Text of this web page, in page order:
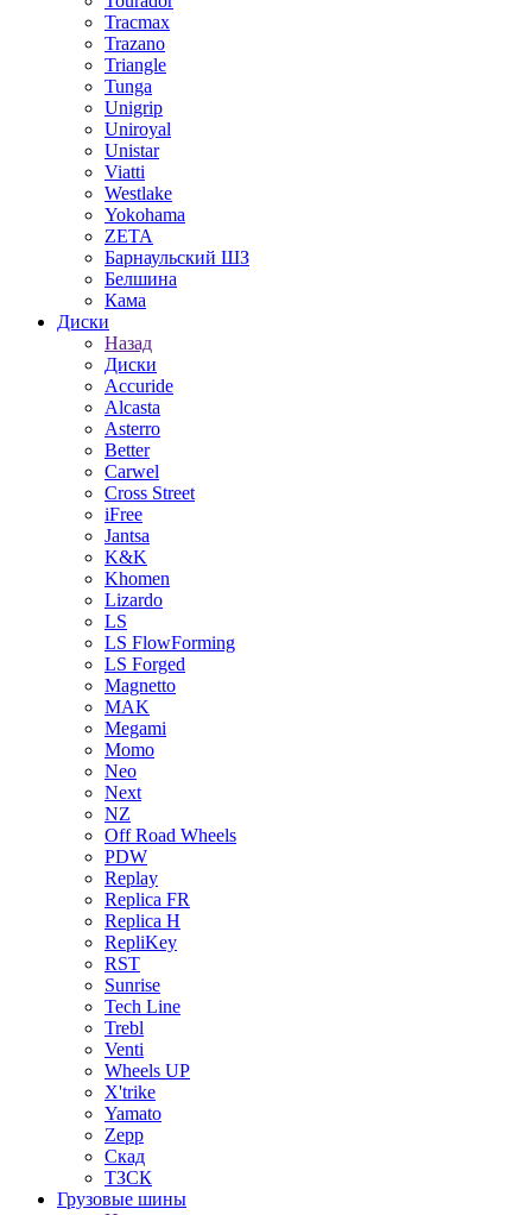
Tracmax
Trazano
Triangle
Tunga
Unigrip
Uniroyal
Unistar
Viatti
Westlake
Yokohama
ZETA
Барнаульский ШЗ
Белшина
Кама
Диски
Назад
Диски
Accuride
Alcasta
Asterro
Better
Carwel
Cross Street
iFree
Jantsa
K&K
Khomen
Lizardo
LS
LS FlowForming
LS Forged
Magnetto
MAK
Megami
Momo
Neo
Next
NZ
Off Road Wheels
PDW
Replay
Replica FR
Replica H
RepliKey
RST
Sunrise
Tech Line
Trebl
Venti
Wheels UP
X'trike
Yamato
Zepp
Скад
ТЗСК
Грузовые шины